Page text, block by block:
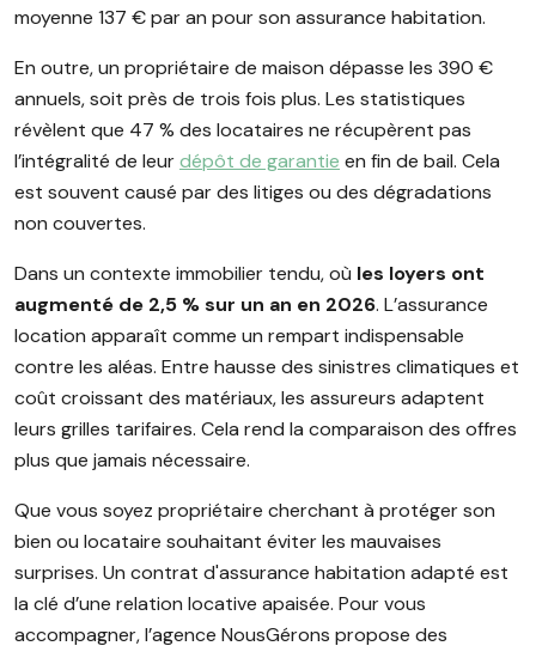
moyenne 137 € par an pour son assurance habitation.
En outre, un propriétaire de maison dépasse les 390 €
annuels, soit près de trois fois plus. Les statistiques
révèlent que 47 % des locataires ne récupèrent pas
l’intégralité de leurdépôt de garantie en fin de bail. Cela
est souvent causé par des litiges ou des dégradations
non couvertes.
Dans un contexte immobilier tendu, où les loyers ont
augmenté de 2,5 % sur un an en 2026. L’assurance
location apparaît comme un rempart indispensable
contre les aléas. Entre hausse des sinistres climatiques et
coût croissant des matériaux, les assureurs adaptent
leurs grilles tarifaires. Cela rend la comparaison des offres
plus que jamais nécessaire.
Que vous soyez propriétaire cherchant à protéger son
bien ou locataire souhaitant éviter les mauvaises
surprises. Un contrat d'assurance habitation adapté est
la clé d’une relation locative apaisée. Pour vous
accompagner, l’agence NousGérons propose des